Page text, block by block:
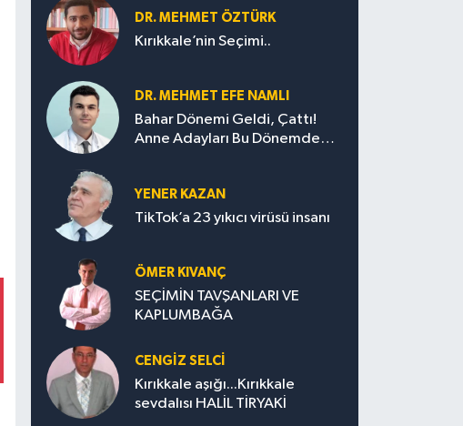
DR. MEHMET ÖZTÜRK
Kırıkkale’nin Seçimi..
DR. MEHMET EFE NAMLI
Bahar Dönemi Geldi, Çattı!
Anne Adayları Bu Dönemde
YENER KAZAN
TikTok’a 23 yıkıcı virüsü insanı
ÖMER KIVANÇ
SEÇİMİN TAVŞANLARI VE
KAPLUMBAĞA
CENGİZ SELCİ
Kırıkkale aşığı...Kırıkkale
sevdalısı HALİL TİRYAKİ